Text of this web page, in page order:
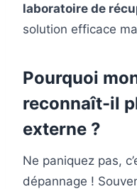
laboratoire de
solution efficace
Pourquoi
reconnaît-il
externe ?
Ne paniquez pas,
dépannage !